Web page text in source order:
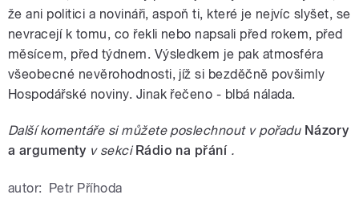
že ani politici a novináři, aspoň ti, které je nejvíc slyšet, se
nevracejí k tomu, co řekli nebo napsali před rokem, před
měsícem, před týdnem. Výsledkem je pak atmosféra
všeobecné nevěrohodnosti, jíž si bezděčně povšimly
Hospodářské noviny. Jinak řečeno - blbá nálada.
Další komentáře si můžete poslechnout v pořadu Názory
a argumenty v sekci Rádio na přání .
autor: Petr Příhoda